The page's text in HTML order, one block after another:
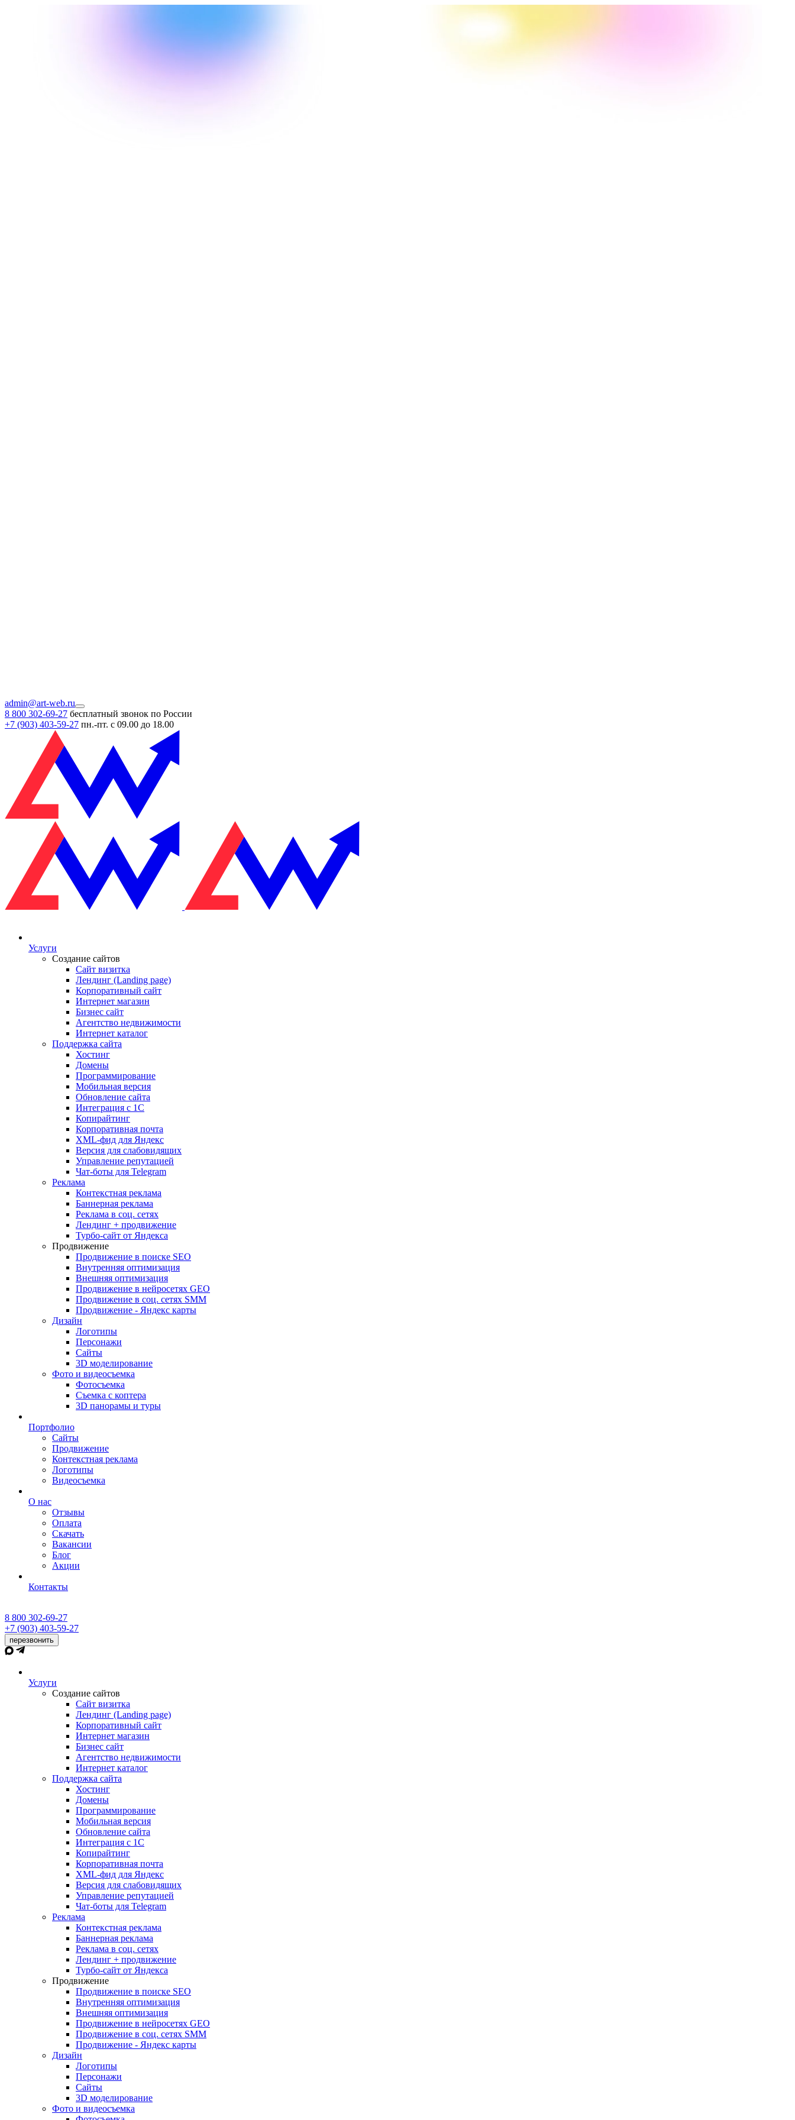
admin@art-web.ru
8 800 302-69-27 бесплатный звонок по России
+7 (903) 403-59-27 пн.-пт. с 09.00 до 18.00
Услуги
Создание сайтов
Сайт визитка
Лендинг (Landing page)
Корпоративный сайт
Интернет магазин
Бизнес сайт
Агентство недвижимости
Интернет каталог
Поддержка сайта
Хостинг
Домены
Программирование
Мобильная версия
Обновление сайта
Интеграция с 1С
Копирайтинг
Корпоративная почта
XML-фид для Яндекс
Версия для слабовидящих
Управление репутацией
Чат-боты для Telegram
Реклама
Контекстная реклама
Баннерная реклама
Реклама в соц. сетях
Лендинг + продвижение
Турбо-сайт от Яндекса
Продвижение
Продвижение в поиске SEO
Внутренняя оптимизация
Внешняя оптимизация
Продвижение в нейросетях GEO
Продвижение в соц. сетях SMM
Продвижение - Яндекс карты
Дизайн
Логотипы
Персонажи
Сайты
3D моделирование
Фото и видеосъемка
Фотосъемка
Съемка с коптера
3D панорамы и туры
Портфолио
Сайты
Продвижение
Контекстная реклама
Логотипы
Видеосъемка
О нас
Отзывы
Оплата
Скачать
Вакансии
Блог
Акции
Контакты
8 800 302-69-27
+7 (903) 403-59-27
перезвонить
Услуги
Создание сайтов
Сайт визитка
Лендинг (Landing page)
Корпоративный сайт
Интернет магазин
Бизнес сайт
Агентство недвижимости
Интернет каталог
Поддержка сайта
Хостинг
Домены
Программирование
Мобильная версия
Обновление сайта
Интеграция с 1С
Копирайтинг
Корпоративная почта
XML-фид для Яндекс
Версия для слабовидящих
Управление репутацией
Чат-боты для Telegram
Реклама
Контекстная реклама
Баннерная реклама
Реклама в соц. сетях
Лендинг + продвижение
Турбо-сайт от Яндекса
Продвижение
Продвижение в поиске SEO
Внутренняя оптимизация
Внешняя оптимизация
Продвижение в нейросетях GEO
Продвижение в соц. сетях SMM
Продвижение - Яндекс карты
Дизайн
Логотипы
Персонажи
Сайты
3D моделирование
Фото и видеосъемка